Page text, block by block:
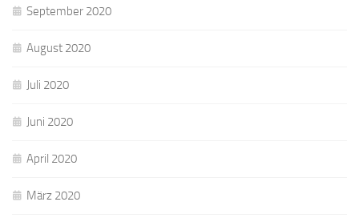
September 2020
August 2020
Juli 2020
Juni 2020
April 2020
März 2020